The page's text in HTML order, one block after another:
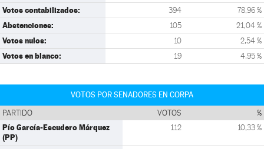
Votos contabilizados: 394 78,96 %
Abstenciones: 105 21,04 %
Votos nulos: 10 2,54 %
Votos en blanco: 19 4,95 %
VOTOS POR SENADORES EN CORPA
PARTIDO VOTOS %
Pío García-Escudero Márquez
(PP)
112 10,33 %